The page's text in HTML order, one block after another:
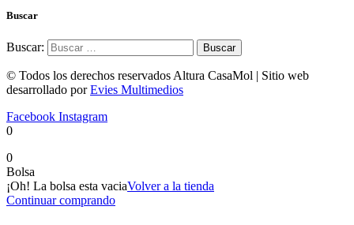
Buscar
Buscar:
© Todos los derechos reservados Altura CasaMol | Sitio web
desarrollado porEvies Multimedios
Facebook Instagram
0
0
Bolsa
¡Oh! La bolsa esta vaciaVolver a la tienda
Continuar comprando